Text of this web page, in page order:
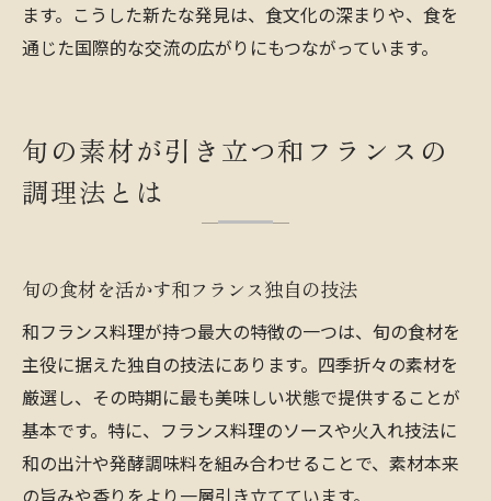
ます。こうした新たな発見は、食文化の深まりや、食を
通じた国際的な交流の広がりにもつながっています。
旬の素材が引き立つ和フランスの
調理法とは
旬の食材を活かす和フランス独自の技法
和フランス料理が持つ最大の特徴の一つは、旬の食材を
主役に据えた独自の技法にあります。四季折々の素材を
厳選し、その時期に最も美味しい状態で提供することが
基本です。特に、フランス料理のソースや火入れ技法に
和の出汁や発酵調味料を組み合わせることで、素材本来
の旨みや香りをより一層引き立てています。